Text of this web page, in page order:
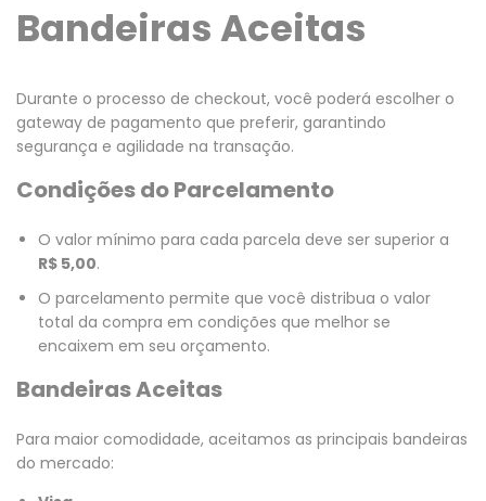
Bandeiras Aceitas
Durante o processo de checkout, você poderá escolher o
gateway de pagamento que preferir, garantindo
segurança e agilidade na transação.
Condições do Parcelamento
O valor mínimo para cada parcela deve ser superior a
R$ 5,00.
O parcelamento permite que você distribua o valor
total da compra em condições que melhor se
encaixem em seu orçamento.
Bandeiras Aceitas
Para maior comodidade, aceitamos as principais bandeiras
do mercado: